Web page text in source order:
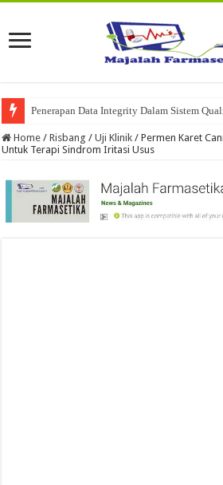
Penerapan Data Integrity Dalam Sistem
Home / Risbang / Uji Klinik / Permen Karet
Untuk Terapi Sindrom Iritasi Usus